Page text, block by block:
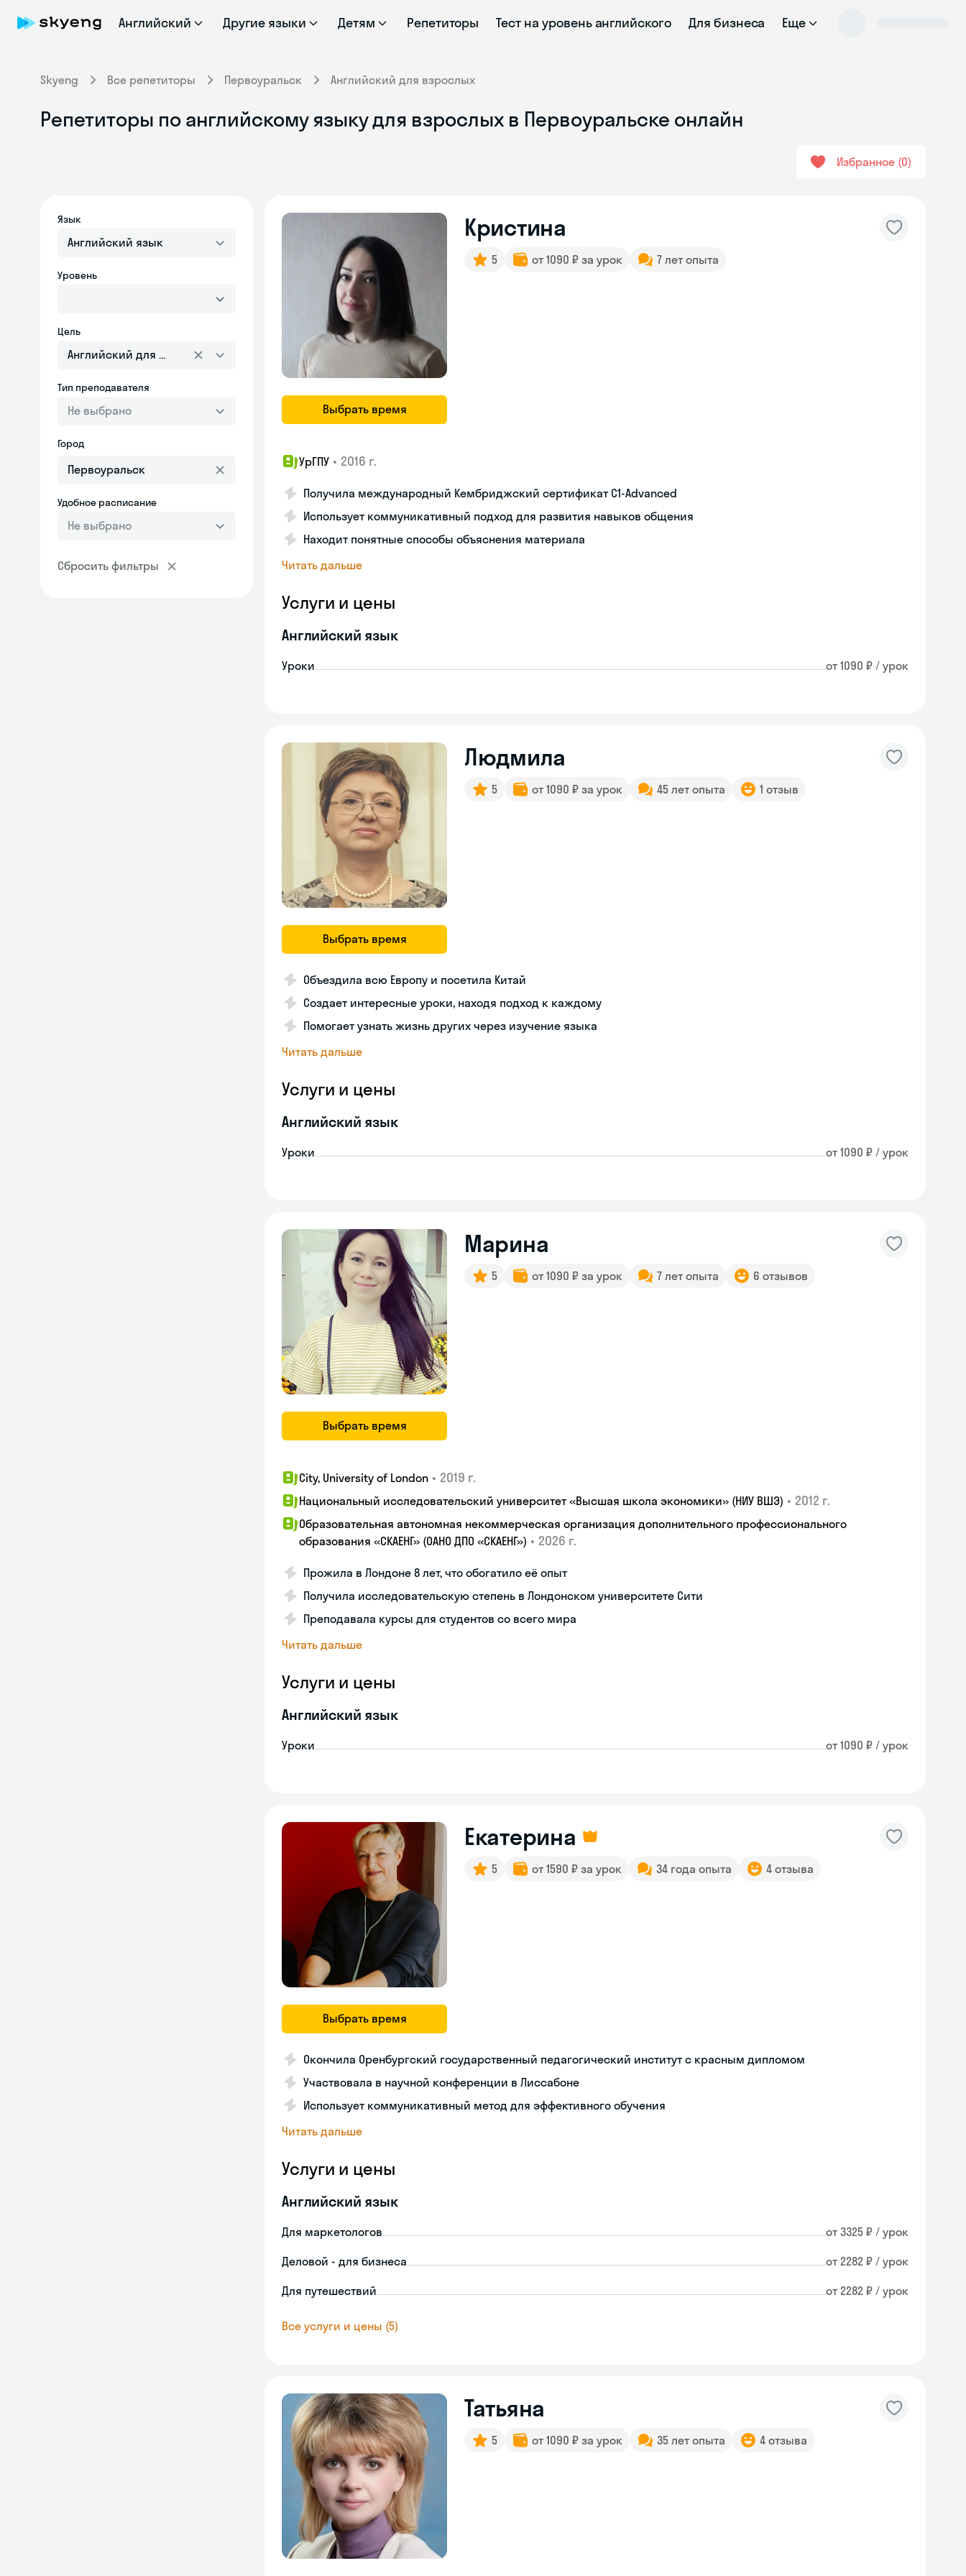
Английский Другие языки Детям Репетиторы Тест на уровень английского Для бизнеса Еще
Skyeng Все репетиторы Первоуральск Английский для взрослых
Репетиторы по английскому языку для взрослых в Первоуральске онлайн
Избранное 0
Язык
Английский язык
Уровень
Цель
Английский для взрослых
Тип преподавателя
Не выбрано
Город
Удобное расписание
Не выбрано
Сбросить фильтры
Выбрать время
Кристина
5 от 1090 ₽ за урок 7 лет опыта
УрГПУ • 2016 г.
Получила международный Кембриджский сертификат С1-Advanced
Использует коммуникативный подход для развития навыков общения
Находит понятные способы объяснения материала
Читать дальше
Услуги и цены
Английский язык
Уроки от 1090 ₽ / урок
Выбрать время
Людмила
5 от 1090 ₽ за урок 45 лет опыта 1 отзыв
Объездила всю Европу и посетила Китай
Создает интересные уроки, находя подход к каждому
Помогает узнать жизнь других через изучение языка
Читать дальше
Услуги и цены
Английский язык
Уроки от 1090 ₽ / урок
Выбрать время
Марина
5 от 1090 ₽ за урок 7 лет опыта 6 отзывов
City, University of London • 2019 г.
Национальный исследовательский университет «Высшая школа экономики» (НИУ ВШЭ) • 2012 г.
Образовательная автономная некоммерческая организация дополнительного профессионального
образования «СКАЕНГ» (ОАНО ДПО «СКАЕНГ») • 2026 г.
Прожила в Лондоне 8 лет, что обогатило её опыт
Получила исследовательскую степень в Лондонском университете Сити
Преподавала курсы для студентов со всего мира
Читать дальше
Услуги и цены
Английский язык
Уроки от 1090 ₽ / урок
Выбрать время
Екатерина
5 от 1590 ₽ за урок 34 года опыта 4 отзыва
Окончила Оренбургский государственный педагогический институт с красным дипломом
Участвовала в научной конференции в Лиссабоне
Использует коммуникативный метод для эффективного обучения
Читать дальше
Услуги и цены
Английский язык
Для маркетологов от 3325 ₽ / урок
Деловой - для бизнеса от 2282 ₽ / урок
Для путешествий от 2282 ₽ / урок
Все услуги и цены (5)
Татьяна
5 от 1090 ₽ за урок 35 лет опыта 4 отзыва